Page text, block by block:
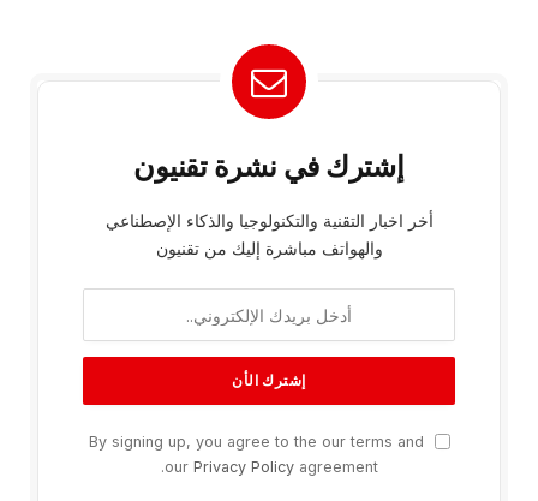
إشترك في نشرة تقنيون
أخر اخبار التقنية والتكنولوجيا والذكاء الإصطناعي
والهواتف مباشرة إليك من تقنيون
By signing up, you agree to the our terms and
our Privacy Policyagreement.